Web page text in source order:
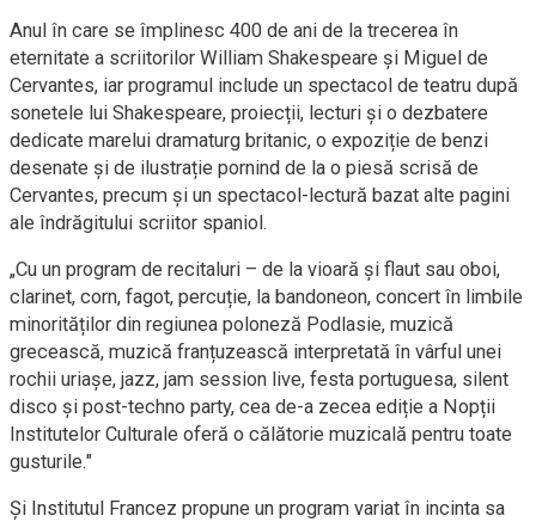
Anul în care se împlinesc 400 de ani de la trecerea în
eternitate a scriitorilor William Shakespeare și Miguel de
Cervantes, iar programul include un spectacol de teatru după
sonetele lui Shakespeare, proiecții, lecturi și o dezbatere
dedicate marelui dramaturg britanic, o expoziție de benzi
desenate și de ilustrație pornind de la o piesă scrisă de
Cervantes, precum și un spectacol-lectură bazat alte pagini
ale îndrăgitului scriitor spaniol.
„Cu un program de recitaluri – de la vioară și flaut sau oboi,
clarinet, corn, fagot, percuție, la bandoneon, concert în limbile
minorităților din regiunea poloneză Podlasie, muzică
grecească, muzică franțuzească interpretată în vârful unei
rochii uriașe, jazz, jam session live, festa portuguesa, silent
disco și post-techno party, cea de-a zecea ediție a Nopții
Institutelor Culturale oferă o călătorie muzicală pentru toate
gusturile."
Şi Institutul Francez propune un program variat în incinta sa